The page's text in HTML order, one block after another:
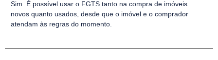
Sim. É possível usar o FGTS tanto na compra de imóveis
novos quanto usados, desde que o imóvel e o comprador
atendam às regras do momento.